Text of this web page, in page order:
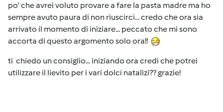
po' che avrei voluto provare a fare la pasta madre ma ho
sempre avuto paura di non riuscirci... credo che ora sia
arrivato il momento di iniziare... peccato che mi sono
accorta di questo argomento solo ora!!
ti chiedo un consiglio... iniziando ora credi che potrei
utilizzare il lievito per i vari dolci natalizi?? grazie!